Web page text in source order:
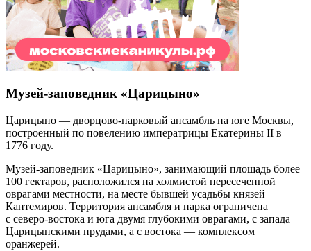
Музей-заповедник «Царицыно»
Царицыно — дворцово-парковый ансамбль на юге Москвы,
построенный по повелению императрицы Екатерины II в
1776 году.
Музей-заповедник «Царицыно», занимающий площадь более
100 гектаров, расположился на холмистой пересеченной
оврагами местности, на месте бывшей усадьбы князей
Кантемиров. Территория ансамбля и парка ограничена
с северо-востока и юга двумя глубокими оврагами, с запада —
Царицынскими прудами, а с востока — комплексом
оранжерей.